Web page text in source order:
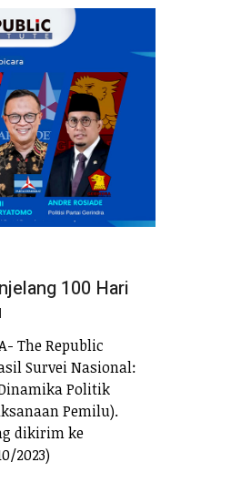
100 Hari
The Republic
Survei Nasional:
Politik
Pemilu).
dikirim ke
2023)